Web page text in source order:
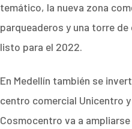
temático, la nueva zona
parqueaderos y una torre
listo para el 2022.
En Medellín también se
centro comercial Unicentro
Cosmocentro va a